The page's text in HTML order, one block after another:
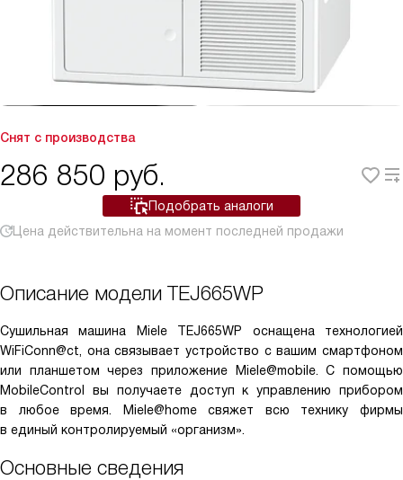
Снят с производства
286 850 руб.
Подобрать аналоги
Цена действительна на момент последней продажи
Описание модели TEJ665WP
Сушильная машина Miele TEJ665WP оснащена технологией
WiFiConn@ct, она связывает устройство с вашим смартфоном
или планшетом через приложение Miele@mobile. С помощью
MobileControl вы получаете доступ к управлению прибором
в любое время. Miele@home свяжет всю технику фирмы
в единый контролируемый «организм».
Основные сведения